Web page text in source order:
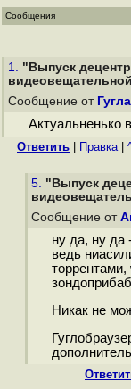
Сообщения
1. "Выпуск
Сообщение от
Актуальненько
Ответить Правка|
5. "Выпуск
Сообщение от
ну да, ну да
ведь
Никак не